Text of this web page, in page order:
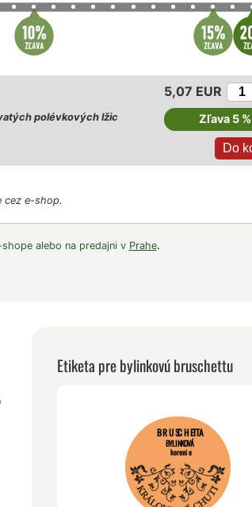
5,07 EUR
Zľava 5 %
polévkových lžic
cez e-shop.
alebo na predajni v Prahe.
Etiketa pre bylinkovú bruschettu
BRUSCHETTA
BYLINKOVÁ
korenie